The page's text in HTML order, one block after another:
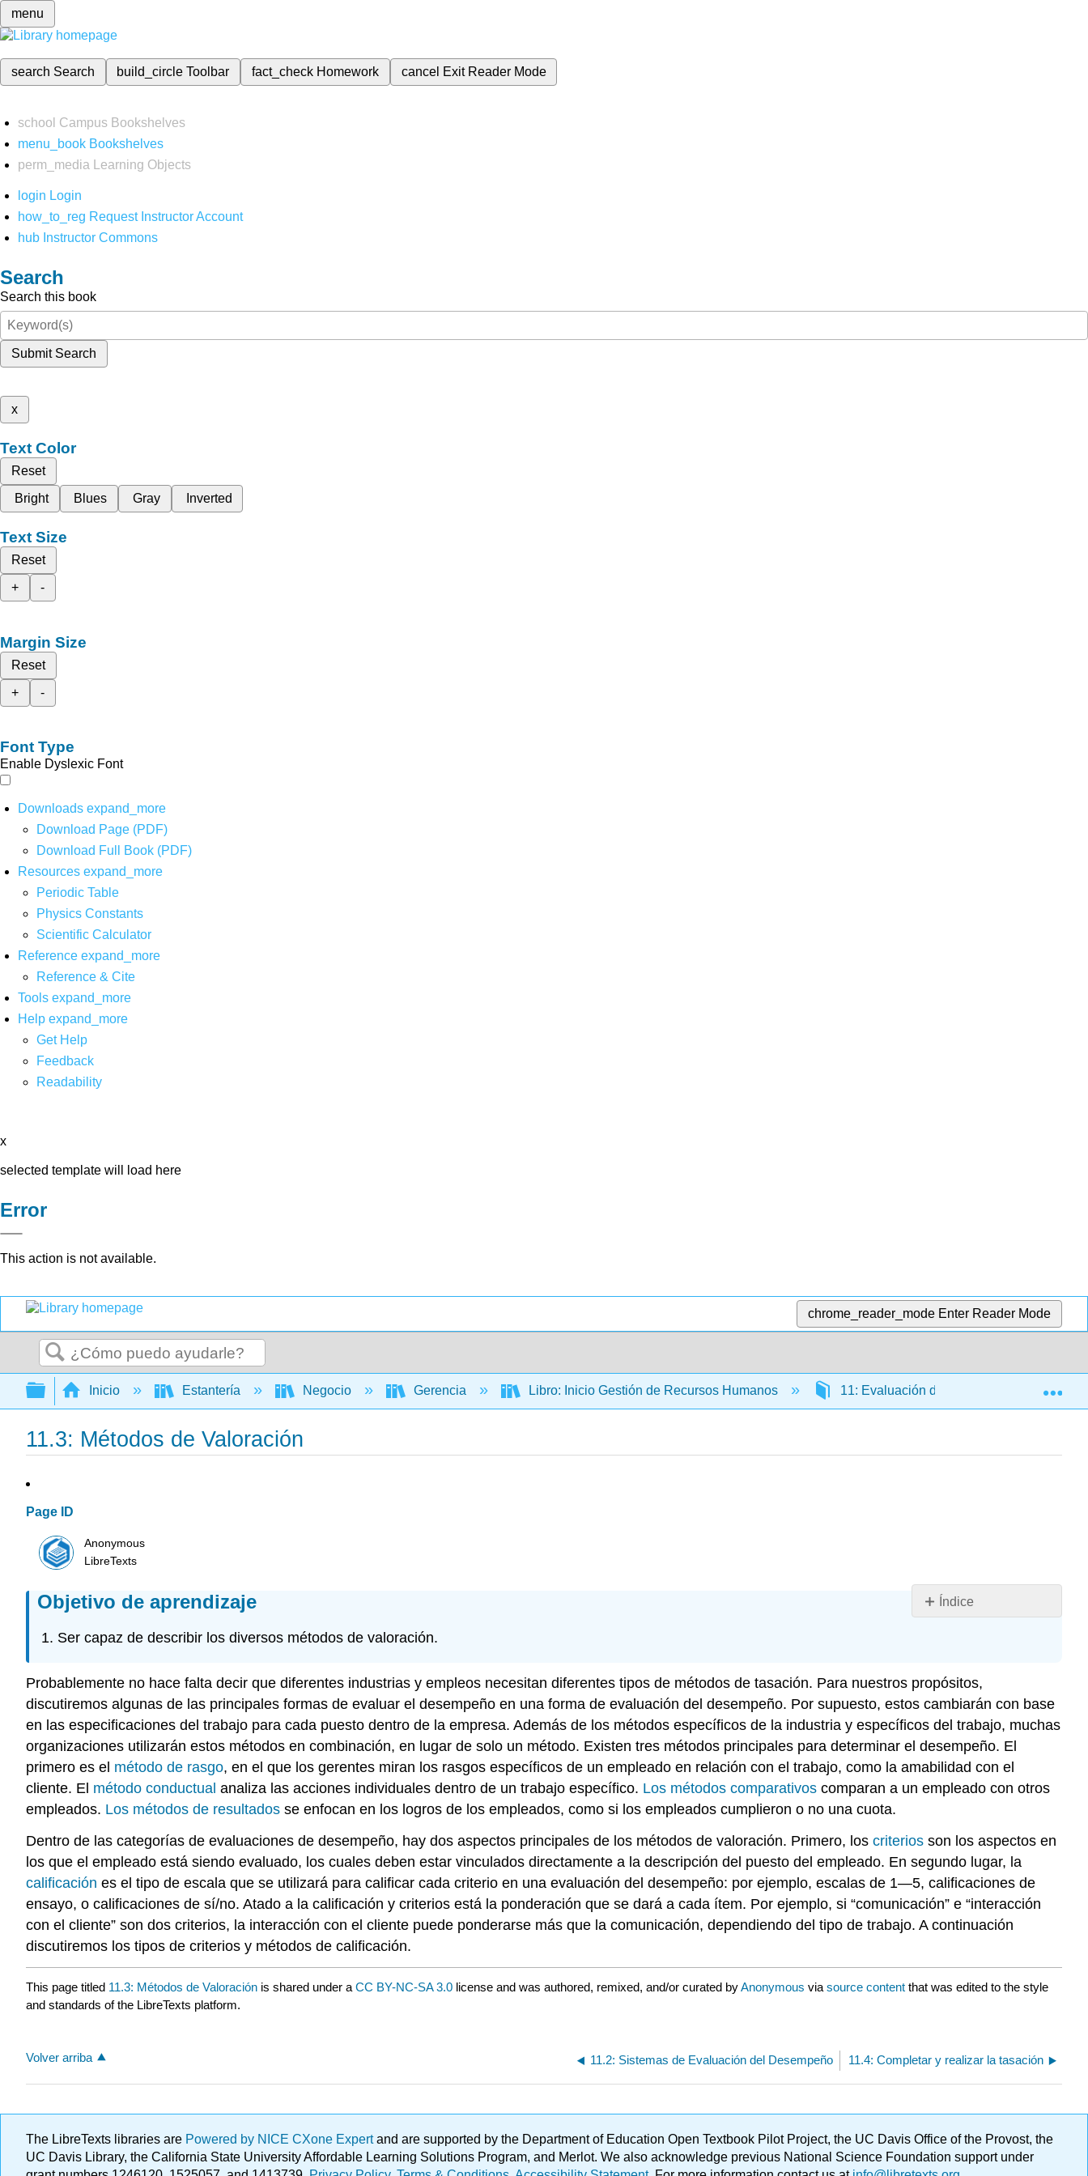
menu
search Search build_circleToolbar fact_check Homework cancel Exit Reader Mode
school Campus Bookshelves
menu_book Bookshelves
perm_media
Learning Objects
login Login
how_to_reg Request Instructor Account
hub Instructor Commons
Search
Search this book
Submit Search
x
Text Color
Reset
Bright
Blues Gray Inverted
Text Size
Reset
+
-
Margin Size
Reset
+
-
Font Type
Enable Dyslexic Font
Downloads expand_more
Download Page (PDF)
Download Full Book (PDF)
Resources expand_more
Periodic Table
Physics Constants
Scientific Calculator
Reference expand_more
Reference & Cite
Tools expand_more
Help expand_more
Get Help
Feedback
Readability
x
selected template will load here
Error
This action is not available.
chrome_reader_mode Enter Reader Mode
Buscar
Expandir/contraer jerarquía global
Inicio Estantería Negocio Gerencia Libro: Inicio Gestión de Recursos Humanos 11: Evaluación de empleados
11.3: Métodos de Valoración
Page ID
Anonymous
LibreTexts
Índice
Objetivo de aprendizaje
Ser capaz de describir los diversos métodos de valoración.
Probablemente no hace falta decir que diferentes industrias y empleos necesitan diferentes tipos de métodos de tasación. Para nuestros propósitos,
discutiremos algunas de las principales formas de evaluar el desempeño en una forma de evaluación del desempeño. Por supuesto, estos cambiarán con base
en las especificaciones del trabajo para cada puesto dentro de la empresa. Además de los métodos específicos de la industria y específicos del trabajo, muchas
organizaciones utilizarán estos métodos en combinación, en lugar de solo un método. Existen tres métodos principales para determinar el desempeño. El
primero es el método de rasgo, en el que los gerentes miran los rasgos específicos de un empleado en relación con el trabajo, como la amabilidad con el
cliente. El método conductual analiza las acciones individuales dentro de un trabajo específico. Los métodos comparativos comparan a un empleado con otros
empleados. Los métodos de resultados se enfocan en los logros de los empleados, como si los empleados cumplieron o no una cuota.
Dentro de las categorías de evaluaciones de desempeño, hay dos aspectos principales de los métodos de valoración. Primero, los criterios son los aspectos en
los que el empleado está siendo evaluado, los cuales deben estar vinculados directamente a la descripción del puesto del empleado. En segundo lugar, la
calificación es el tipo de escala que se utilizará para calificar cada criterio en una evaluación del desempeño: por ejemplo, escalas de 1—5, calificaciones de
ensayo, o calificaciones de sí/no. Atado a la calificación y criterios está la ponderación que se dará a cada ítem. Por ejemplo, si “comunicación” e “interacción
con el cliente” son dos criterios, la interacción con el cliente puede ponderarse más que la comunicación, dependiendo del tipo de trabajo. A continuación
discutiremos los tipos de criterios y métodos de calificación.
This page titled 11.3: Métodos de Valoración is shared under a CC BY-NC-SA 3.0 license and was authored, remixed, and/or curated byAnonymous via source content that was edited to the style
and standards of the LibreTexts platform.
Volver arriba 11.2: Sistemas de Evaluación del Desempeño 11.4: Completar y realizar la tasación
The LibreTexts libraries are Powered by NICE CXone Expertand are supported by the Department of Education Open Textbook Pilot Project, the UC Davis Office of the Provost, the
UC Davis Library, the California State University Affordable Learning Solutions Program, and Merlot. We also acknowledge previous National Science Foundation support under